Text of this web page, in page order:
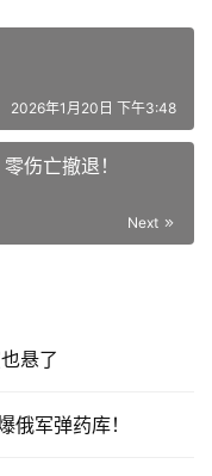
2026年1月20日 下午3:48
伤亡撤退！
Next
悬了
俄军弹药库！